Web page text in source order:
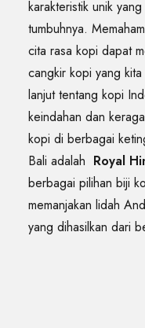
karakteristik unik
tumbuhnya.
cita rasa kopi dapat
cangkir kopi yang
lanjut tentang kopi
keindahan dan
kopi di berbagai
Bali adalah Royal
berbagai pilihan biji
memanjakan lidah
yang dihasilkan dari